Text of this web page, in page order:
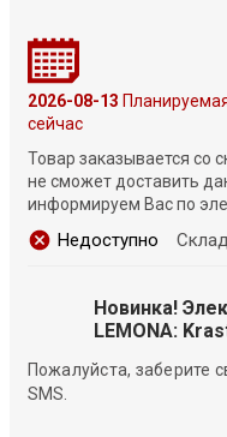
2026-08-13
сейчас
Товар заказывается со
не сможет доставить
информируем Вас по
Недоступно
Новинка!
LEMONA:
Пожалуйста, заберите
SMS.